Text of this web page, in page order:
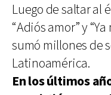
Luego de saltar al
“Adiós amor” y
sumó millones de
Latinoamérica.
En los últimos